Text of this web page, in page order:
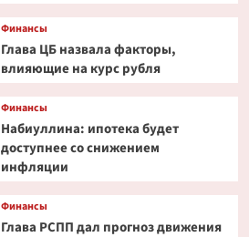
Финансы
Глава ЦБ назвала факторы,
влияющие на курс рубля
Финансы
Набиуллина: ипотека будет
доступнее со снижением
инфляции
Финансы
Глава РСПП дал прогноз движения